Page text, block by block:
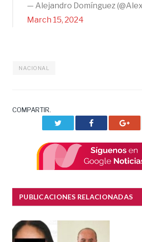
— Alejandro Domínguez
March 15, 2024
NACIONAL
COMPARTIR.
Facebook
PUBLICACIONES RELACIONADAS